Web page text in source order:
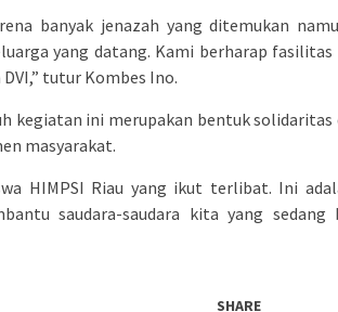
banyak jenazah yang ditemukan
yang datang. Kami berharap
tutur Kombes Ino.
kegiatan ini merupakan bentuk solidaritas
masyarakat.
HIMPSI Riau yang ikut terlibat. Ini
saudara-saudara kita yang sedang
SHARE